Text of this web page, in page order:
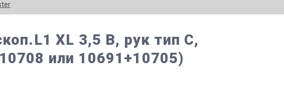
XL 3,5 В, рук тип С,
или 10691+10705)